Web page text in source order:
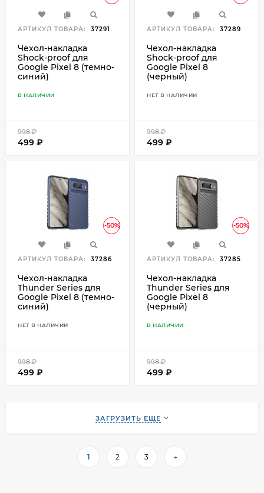
АРТИКУЛ ТОВАРА: 37291
Чехол-накладка
Shock-proof для
Google Pixel 8 (темно-
синий)
В НАЛИЧИИ
998₽
499 ₽
АРТИКУЛ ТОВАРА: 37289
Чехол-накладка
Shock-proof для
Google Pixel 8
(черный)
НЕТ В НАЛИЧИИ
998₽
499 ₽
-50%
АРТИКУЛ ТОВАРА: 37286
Чехол-накладка
Thunder Series для
Google Pixel 8 (темно-
синий)
НЕТ В НАЛИЧИИ
998₽
499 ₽
-50%
АРТИКУЛ ТОВАРА: 37285
Чехол-накладка
Thunder Series для
Google Pixel 8
(черный)
В НАЛИЧИИ
998₽
499 ₽
ЗАГРУЗИТЬ ЕЩЕ
1 2 3 →